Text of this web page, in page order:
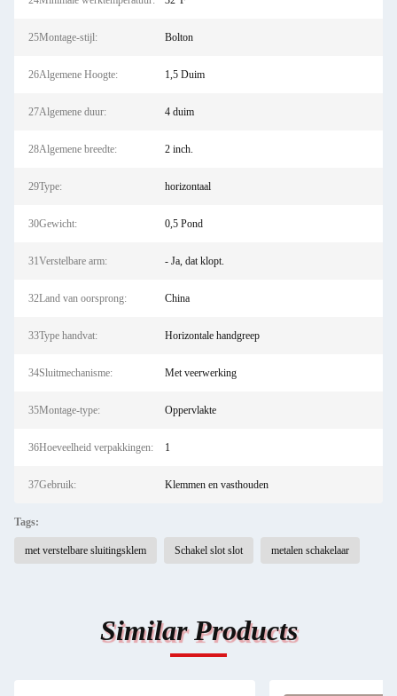
25Montage-stijl: Bolton
26Algemene Hoogte: 1,5 Duim
27Algemene duur: 4 duim
28Algemene breedte: 2 inch.
29Type: horizontaal
30Gewicht: 0,5 Pond
31Verstelbare arm: - Ja, dat klopt.
32Land van oorsprong: China
33Type handvat: Horizontale handgreep
34Sluitmechanisme: Met veerwerking
35Montage-type: Oppervlakte
36Hoeveelheid verpakkingen: 1
37Gebruik: Klemmen en vasthouden
Tags:
met verstelbare sluitingsklem Schakel slot slot metalen schakelaar
Similar Products